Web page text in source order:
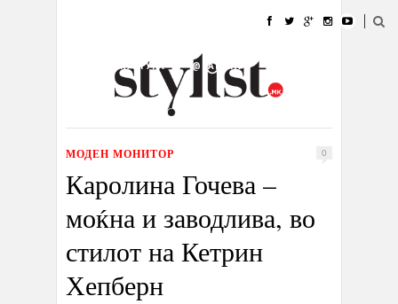
УБАВИНА
КУЛТУРА @РАБОТА
ИЗЛОГ
МОДЕН МОНИТОР 0
Каролина Гочева –
моќна и заводлива, во
стилот на Кетрин
Хепберн